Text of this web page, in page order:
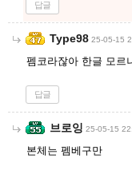
답글
Type98 25-05-15
펨코라잖아 한글 모르
답글
브로잉 25-05-15
본체는 펨베구만